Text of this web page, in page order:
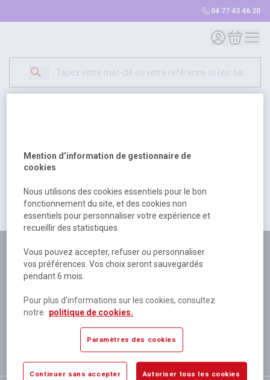
04 77 43 46 20
Mon compte
Mon
500
excuser pour la gêne occasionée.
Retour Retour à l'accueil
Plus de 180 personnes
à votre écoute
Plus de 80 000 références
disponibles
Expédition le jour même
si validation avant 12h
satisfaction totale
Mention d’information de gestionnaire de
cookies
Nous utilisons des cookies essentiels pour le bon
fonctionnement du site, et des cookies non
essentiels pour personnaliser votre expérience et
recueillir des statistiques.
Vous pouvez accepter, refuser ou personnaliser
vos préférences. Vos choix seront sauvegardés
pendant 6 mois.
Pour plus d’informations sur les cookies, consultez
notre
politique de cookies.
Paramètres des cookies
Continuer sans accepter Autoriser tous les cookies